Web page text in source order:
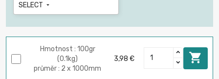
SELECT 
Hmotnost : 100gr
(0.1kg)
průměr : 2 x 1000mm
3,98 € 